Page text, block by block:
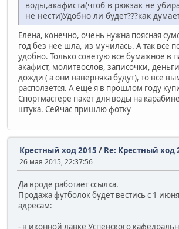
воды,акафиста(чтоб в рюкзак не
не нести)Удобно ли будет???как
Елена, конечно, очень нужна поясная
год без нее шла, из мучилась. А так все
удобно. Только советую все бумажное в
акафист, молитвослов, записочки,
дожди ( а они наверняка будут), то все
расползется. А еще я в прошлом году
Спортмастере пакет для воды на
штука. Сейчас пришлю фотку
Крестный ход 2015 / Re: Крестный ход
26 мая 2015, 22:37:56
Да вроде работает ссылка.
Продажа футболок будет вестись с 1
адресам:
- в иконной лавке Успенского